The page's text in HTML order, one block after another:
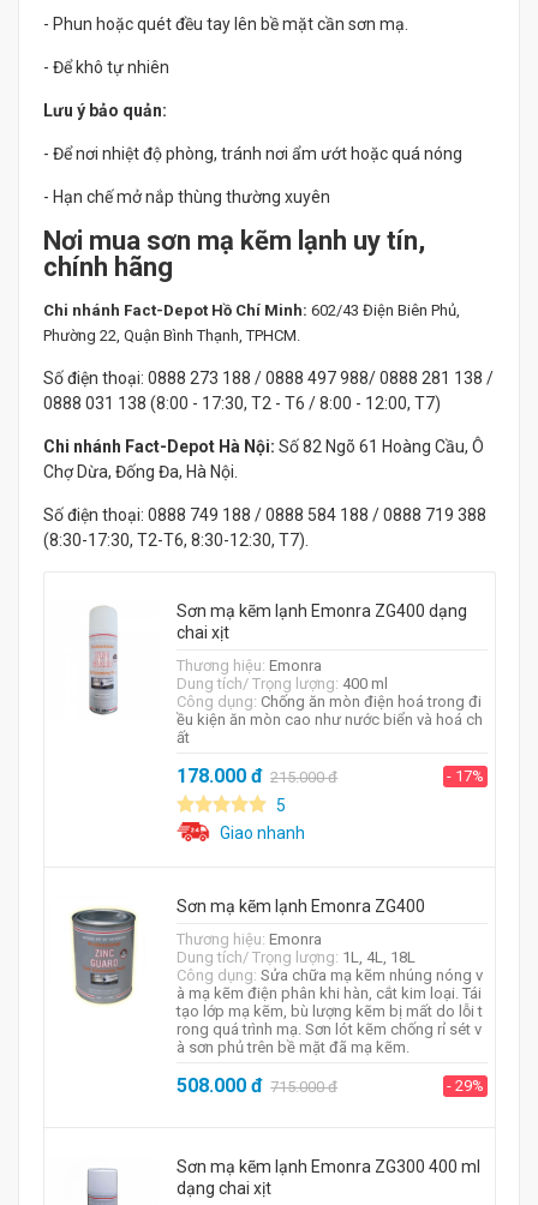
- Phun hoặc quét đều tay lên bề mặt cần sơn mạ.
- Để khô tự nhiên
Lưu ý bảo quản:
- Để nơi nhiệt độ phòng, tránh nơi ẩm ướt hoặc quá nóng
- Hạn chế mở nắp thùng thường xuyên
Nơi mua sơn mạ kẽm lạnh uy tín,
chính hãng
Chi nhánh Fact-Depot Hồ Chí Minh: 602/43 Điện Biên Phủ,
Phường 22, Quận Bình Thạnh, TPHCM.
Số điện thoại: 0888 273 188 / 0888 497 988/ 0888 281 138 /
0888 031 138 (8:00 - 17:30, T2 - T6 / 8:00 - 12:00, T7)
Chi nhánh Fact-Depot Hà Nội: Số 82 Ngõ 61 Hoàng Cầu, Ô
Chợ Dừa, Đống Đa, Hà Nội.
Số điện thoại: 0888 749 188 / 0888 584 188 / 0888 719 388
(8:30-17:30, T2-T6, 8:30-12:30, T7).
Sơn mạ kẽm lạnh Emonra ZG400 dạng
chai xịt
Thương hiệu:Emonra
Dung tích/ Trọng lượng: 400 ml
Công dụng: Chống ăn mòn điện hoá trong đi
ều kiện ăn mòn cao như nước biển và hoá ch
ất
178.000 đ 215.000đ - 17%
5
Giao nhanh
Sơn mạ kẽm lạnh Emonra ZG400
Thương hiệu:Emonra
Dung tích/ Trọng lượng: 1L, 4L, 18L
Công dụng:Sửa chữa mạ kẽm nhúng nóng v
à mạ kẽm điện phân khi hàn, cắt kim loại. Tái
tạo lớp mạ kẽm, bù lượng kẽm bị mất do lỗi t
rong quá trình mạ. Sơn lót kẽm chống rỉ sét v
à sơn phủ trên bề mặt đã mạ kẽm.
508.000 đ 715.000đ - 29%
Sơn mạ kẽm lạnh Emonra ZG300 400 ml
dạng chai xịt